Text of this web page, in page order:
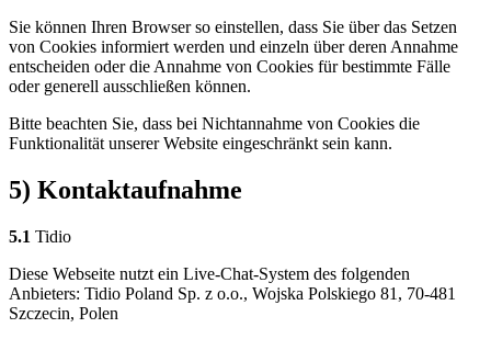
Sie können Ihren Browser so einstellen, dass Sie über das Setzen
von Cookies informiert werden und einzeln über deren Annahme
entscheiden oder die Annahme von Cookies für bestimmte Fälle
oder generell ausschließen können.
Bitte beachten Sie, dass bei Nichtannahme von Cookies die
Funktionalität unserer Website eingeschränkt sein kann.
5) Kontaktaufnahme
5.1 Tidio
Diese Webseite nutzt ein Live-Chat-System des folgenden
Anbieters: Tidio Poland Sp. z o.o., Wojska Polskiego 81, 70-481
Szczecin, Polen